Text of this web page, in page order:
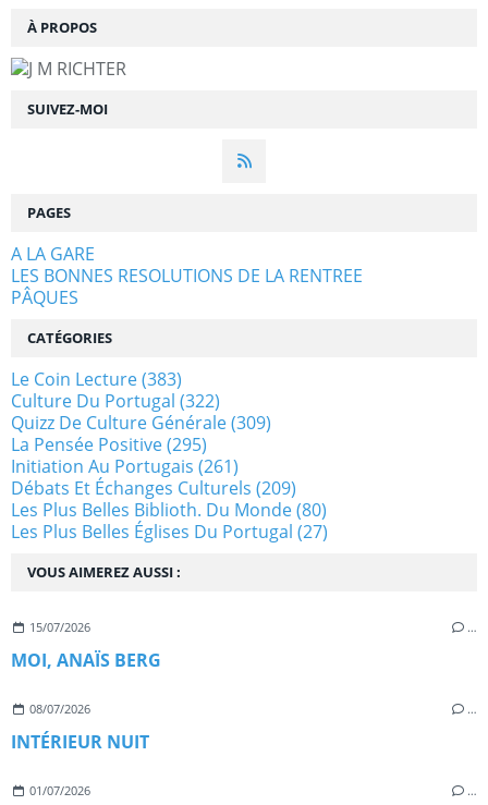
SUIVEZ-MOI
À PROPOS
VOUS AIMEREZ AUSSI :
15/07/2026 …
MOI, ANAÏS BERG
08/07/2026 …
INTÉRIEUR NUIT
01/07/2026 …
PAGES
A LA GARE
LES BONNES RESOLUTIONS DE LA RENTREE
PÂQUES
CATÉGORIES
Le Coin Lecture(383)
Culture Du Portugal (322)
Quizz De Culture Générale(309)
La Pensée Positive(295)
Initiation Au Portugais (261)
Débats Et Échanges Culturels (209)
Les Plus Belles Biblioth. Du Monde(80)
Les Plus Belles Églises Du Portugal (27)